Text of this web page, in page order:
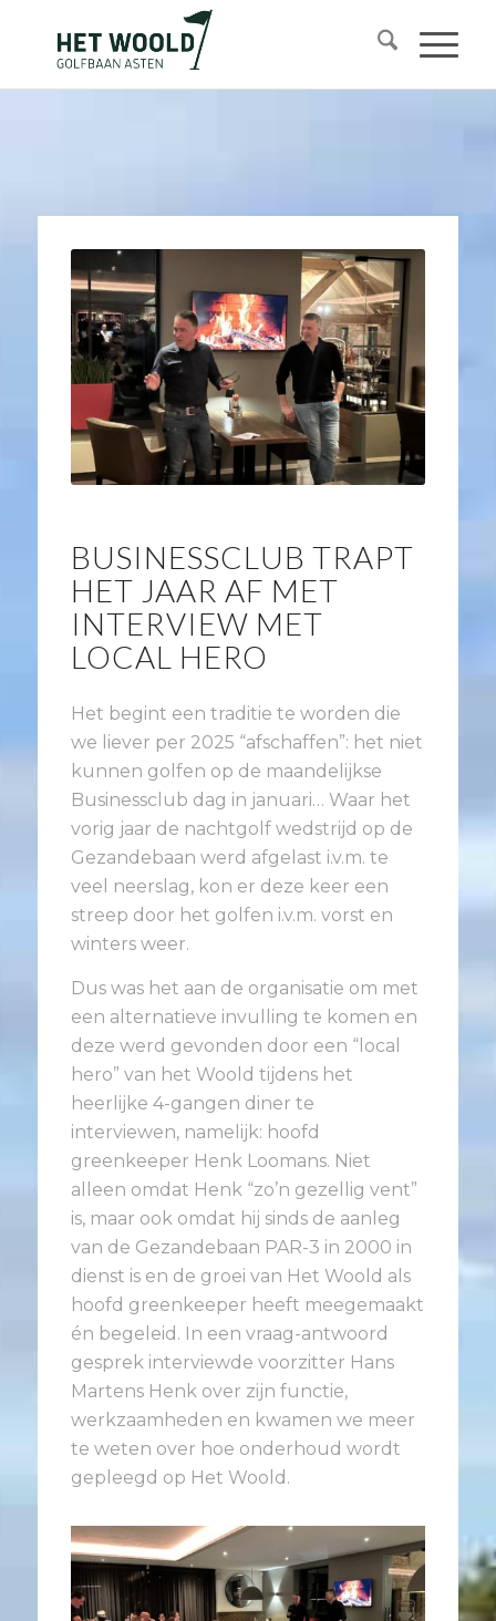
BUSINESSCLUB TRAPT
HET JAAR AF MET
INTERVIEW MET
LOCAL HERO
Het begint een traditie te worden die
we liever per 2025 “afschaffen”: het niet
kunnen golfen op de maandelijkse
Businessclub dag in januari… Waar het
vorig jaar de nachtgolf wedstrijd op de
Gezandebaan werd afgelast i.v.m. te
veel neerslag, kon er deze keer een
streep door het golfen i.v.m. vorst en
winters weer.
Dus was het aan de organisatie om met
een alternatieve invulling te komen en
deze werd gevonden door een “local
hero” van het Woold tijdens het
heerlijke 4-gangen diner te
interviewen, namelijk: hoofd
greenkeeper Henk Loomans. Niet
alleen omdat Henk “zo’n gezellig vent”
is, maar ook omdat hij sinds de aanleg
van de Gezandebaan PAR-3 in 2000 in
dienst is en de groei van Het Woold als
hoofd greenkeeper heeft meegemaakt
én begeleid. In een vraag-antwoord
gesprek interviewde voorzitter Hans
Martens Henk over zijn functie,
werkzaamheden en kwamen we meer
te weten over hoe onderhoud wordt
gepleegd op Het Woold.